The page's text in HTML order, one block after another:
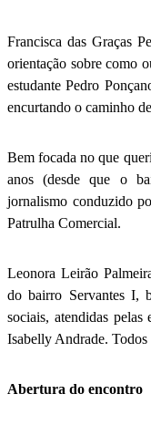
Francisca das Graças
orientação sobre como
estudante Pedro
encurtando o caminho
Bem focada no que
anos (desde que o
jornalismo conduzido
Patrulha Comercial.
Leonora Leirão
do bairro Servantes I,
sociais, atendidas
Isabelly Andrade.
Abertura do encontro